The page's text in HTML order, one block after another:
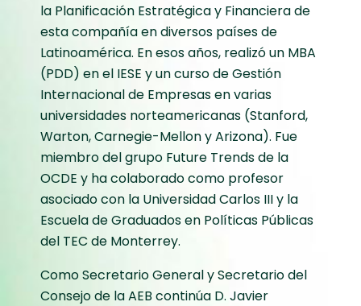
la Planificación Estratégica y Financiera de
esta compañía en diversos países de
Latinoamérica. En esos años, realizó un MBA
(PDD) en el IESE y un curso de Gestión
Internacional de Empresas en varias
universidades norteamericanas (Stanford,
Warton, Carnegie-Mellon y Arizona). Fue
miembro del grupo Future Trends de la
OCDE y ha colaborado como profesor
asociado con la Universidad Carlos III y la
Escuela de Graduados en Políticas Públicas
del TEC de Monterrey.
Como Secretario General y Secretario del
Consejo de la AEB continúa D. Javier